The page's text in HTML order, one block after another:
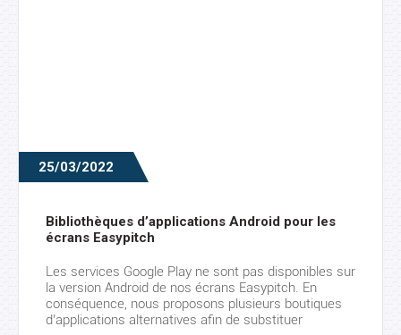
25/03/2022
Bibliothèques d’applications Android pour les
écrans Easypitch
Les services Google Play ne sont pas disponibles sur
la version Android de nos écrans Easypitch. En
conséquence, nous proposons plusieurs boutiques
d’applications alternatives afin de substituer